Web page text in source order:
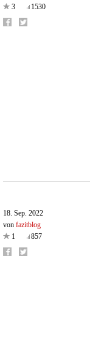
3
1530
18. Sep. 2022
von fazitblog
1
857